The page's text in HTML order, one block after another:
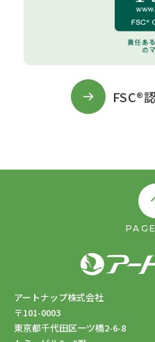
FSC®
アートナップ株式会社
〒101-0003
東京都千代田区一ツ橋2-6-8